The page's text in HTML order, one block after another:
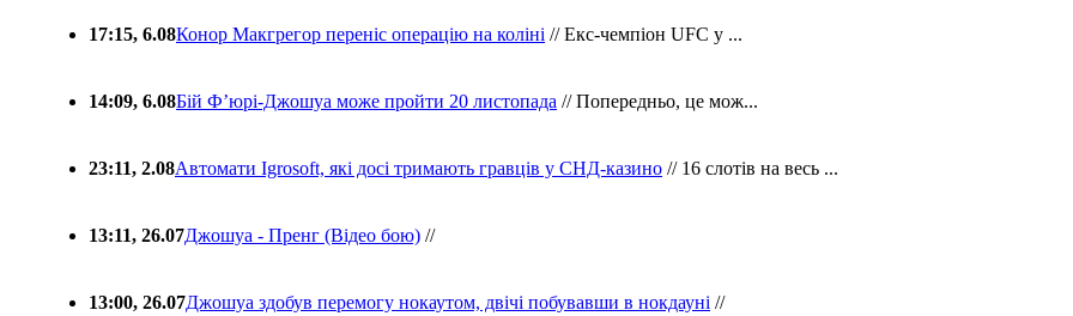
17:15, 6.08Конор Макгрегор переніс операцію на коліні // Екс-чемпіон UFC у ...
14:09, 6.08Бій Ф’юрі-Джошуа може пройти 20 листопада // Попередньо, це мож...
23:11, 2.08Автомати Igrosoft, які досі тримають гравців у СНД-казино // 16 слотів на весь ...
13:11, 26.07Джошуа - Пренг (Відео бою) //
13:00, 26.07Джошуа здобув перемогу нокаутом, двічі побувавши в нокдауні //